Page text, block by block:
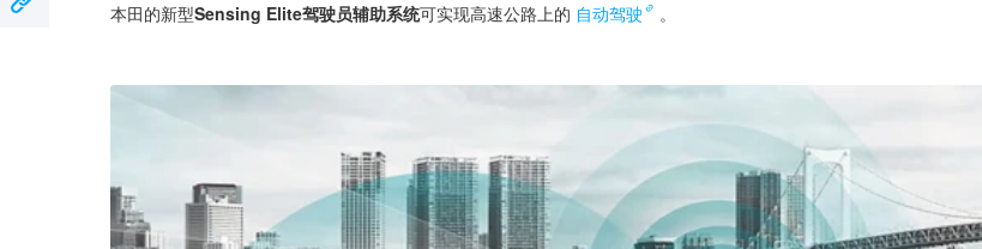
本田的新型Sensing Elite驾驶员辅助系统可实现高速公路上的 自动驾驶 。